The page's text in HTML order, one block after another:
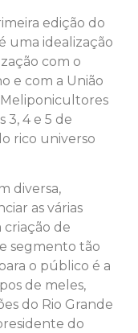
edição do
uma idealização
com o
e com a União
3, 4 e 5 de
rico universo
diversa,
as várias
criação de
segmento tão
o público é a
de meles,
do Rio Grande
do